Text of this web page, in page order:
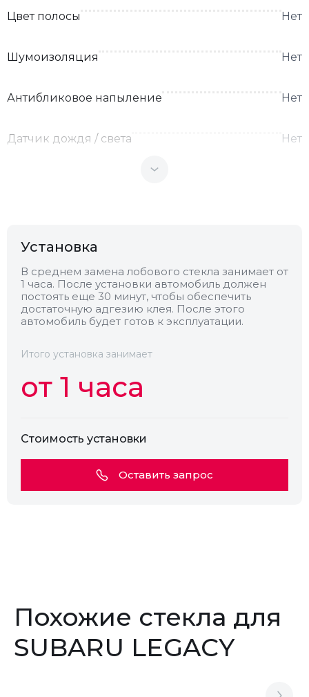
Цвет полосы Нет
Шумоизоляция Нет
Антибликовое напыление Нет
Датчик дождя / света Нет
Обогрев
Установка
В среднем замена лобового стекла занимает от
1 часа. После установки автомобиль должен
постоять еще 30 минут, чтобы обеспечить
достаточную адгезию клея. После этого
автомобиль будет готов к эксплуатации.
Итого установка занимает
от 1 часа
Стоимость установки
Оставить запрос
Похожие стекла для
SUBARU LEGACY